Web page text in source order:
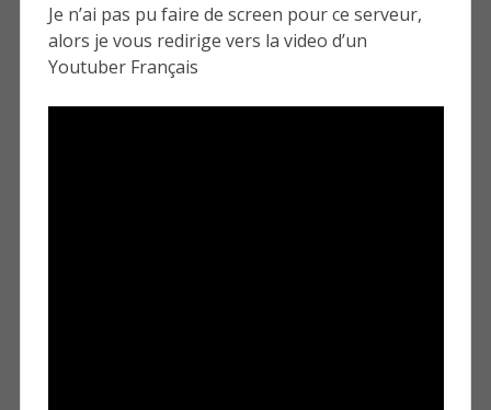
Je n’ai pas pu faire de screen pour ce serveur,
alors je vous redirige vers la video d’un
Youtuber Français